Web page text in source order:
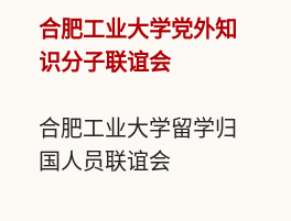
合肥工业大学党外知
识分子联谊会
合肥工业大学留学归
国人员联谊会